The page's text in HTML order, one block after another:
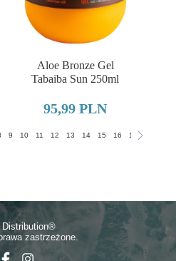
Aloe Bronze Gel
Tabaiba Sun 250ml
95,99 PLN
9 10 11 12 13 14 15 16 17
Distribution®
zastrzeżone.